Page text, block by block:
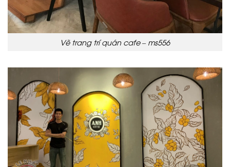
Vẽ trang trí quán cafe – ms556